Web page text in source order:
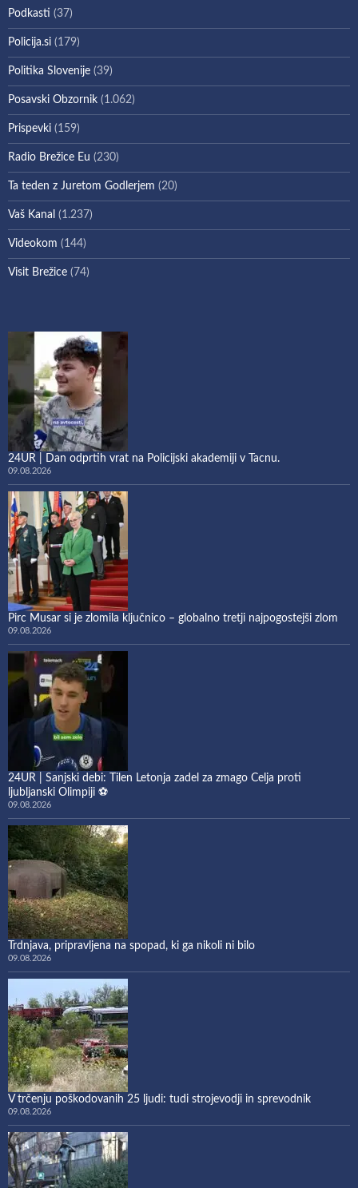
Podkasti (37)
Policija.si (179)
Politika Slovenije (39)
Posavski Obzornik (1.062)
Prispevki (159)
Radio Brežice Eu (230)
Ta teden z Juretom Godlerjem (20)
Vaš Kanal (1.237)
Videokom (144)
Visit Brežice (74)
24UR | Dan odprtih vrat na Policijski akademiji v Tacnu.
09.08.2026
Pirc Musar si je zlomila ključnico – globalno tretji najpogostejši zlom
09.08.2026
24UR | Sanjski debi: Tilen Letonja zadel za zmago Celja proti
ljubljanski Olimpiji ⚽
09.08.2026
Trdnjava, pripravljena na spopad, ki ga nikoli ni bilo
09.08.2026
V trčenju poškodovanih 25 ljudi: tudi strojevodji in sprevodnik
09.08.2026